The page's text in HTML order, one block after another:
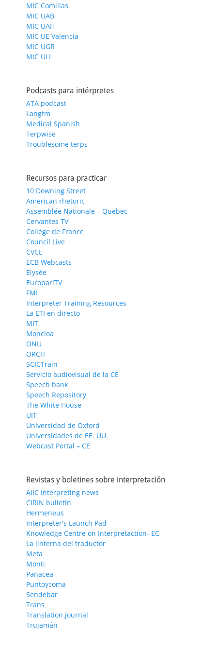
MIC Comillas
MIC UAB
MIC UAH
MIC UE Valencia
MIC UGR
MIC ULL
Podcasts para intérpretes
ATA podcast
Langfm
Medical Spanish
Terpwise
Troublesome terps
Recursos para practicar
10 Downing Street
American rhetoric
Assemblée Nationale – Quebec
Cervantes TV
Collège de France
Council Live
CVCE
ECB Webcasts
Elysée
EuroparlTV
FMI
Interpreter Training Resources
La ETI en directo
MIT
Moncloa
ONU
ORCIT
SCICTrain
Servicio audiovisual de la CE
Speech bank
Speech Repository
The White House
UIT
Universidad de Oxford
Universidades de EE. UU.
Webcast Portal – CE
Revistas y boletines sobre interpretación
AIIC Interpreting news
CIRIN bulletin
Hermeneus
Interpreter's Launch Pad
Knowledge Centre on Interpretaction- EC
La linterna del traductor
Meta
Monti
Panacea
Puntoycoma
Sendebar
Trans
Translation journal
Trujamán